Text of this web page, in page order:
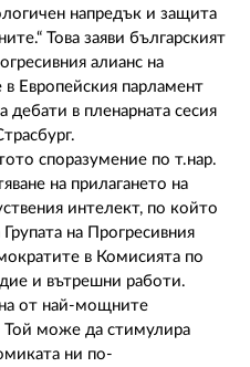
напредък и защита
Това заяви българският
алианс на
Европейския парламент
дебати в пленарната сесия
споразумение по т.нар.
на прилагането на
интелект, по който
на Прогресивния
в Комисията по
и вътрешни работи.
от най-мощните
Той може да стимулира
ни по-